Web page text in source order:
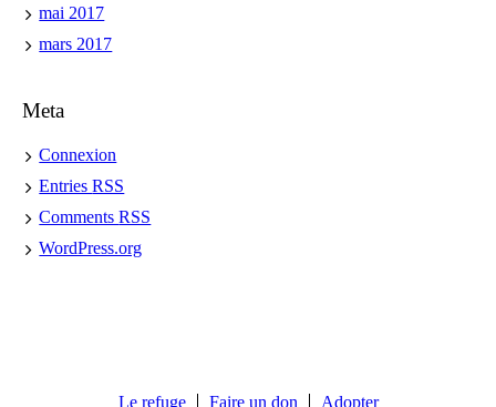
mai 2017
mars 2017
Meta
Connexion
EntriesRSS
CommentsRSS
WordPress.org
Le refuge Faire un don Adopter